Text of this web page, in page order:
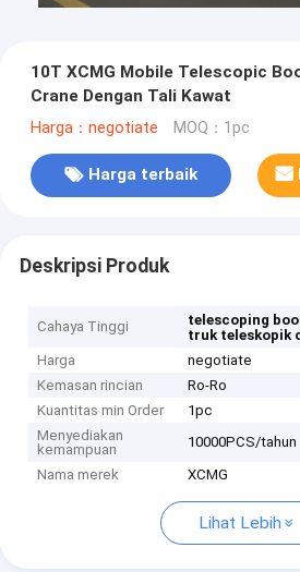
10T XCMG Mobile Telescopic
Crane Dengan Tali Kawat
Harga：negotiate MOQ：1pc
Harga terbaik
Deskripsi Produk
Cahaya Tinggi telescoping
truk teleskopik
Harga
negotiate
Kemasan rincian
Ro-Ro
Kuantitas min Order
1pc
Menyediakan
kemampuan
10000PCS/tahun
Nama merek
XCMG
Lihat Lebih